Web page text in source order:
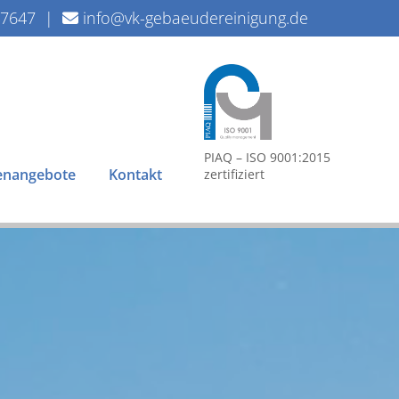
|  info@vk-gebaeudereinigung.de
Kontakt
PIAQ – ISO 9001:2015
zertifiziert